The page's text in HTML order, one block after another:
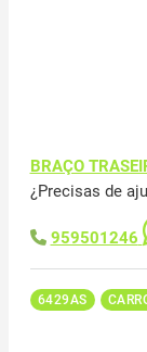
BRAÇO
¿Precisas de
959501246
6429AS